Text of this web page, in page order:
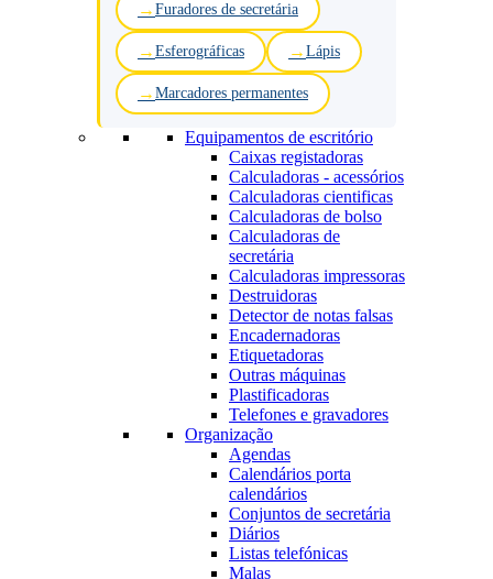
Furadores de secretária
Esferográficas Lápis
Marcadores permanentes
Equipamentos de escritório
Caixas registadoras
Calculadoras - acessórios
Calculadoras cientificas
Calculadoras de bolso
Calculadoras de
secretária
Calculadoras impressoras
Destruidoras
Detector de notas falsas
Encadernadoras
Etiquetadoras
Outras máquinas
Plastificadoras
Telefones e gravadores
Organização
Agendas
Calendários porta
calendários
Conjuntos de secretária
Diários
Listas telefónicas
Malas